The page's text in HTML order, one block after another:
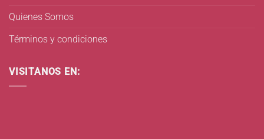
Quienes Somos
Términos y condiciones
VISITANOS EN: